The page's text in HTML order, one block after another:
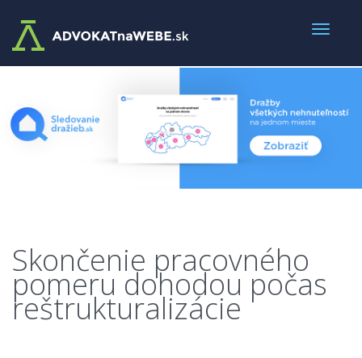
Skončenie pracovného
pomeru dohodou počas
reštrukturalizácie